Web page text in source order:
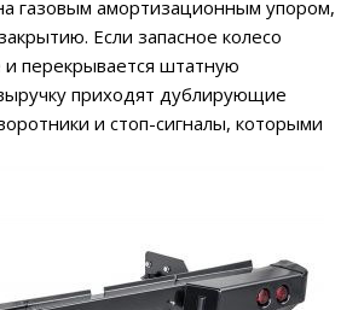
газовым амортизационным упором,
Если запасное колесо
перекрывается штатную
приходят дублирующие
и стоп-сигналы, которыми